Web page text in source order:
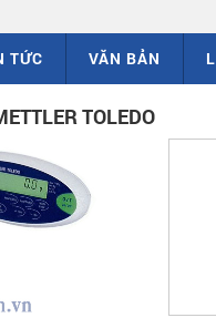
TỨC VĂN BẢN
TOLEDO